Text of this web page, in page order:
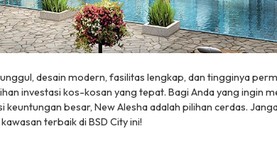
desain modern, fasilitas lengkap, dan tingginya
investasi kos-kosan yang tepat. Bagi Anda yang ingin
keuntungan besar, New Alesha adalah pilihan cerdas.
terbaik di BSD City ini!